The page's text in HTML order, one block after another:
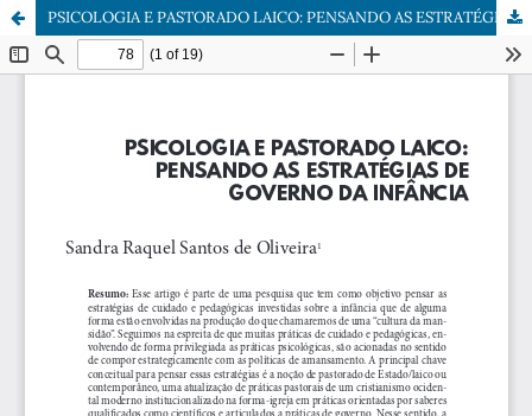
PSICOLOGIA E PASTORADO LAICO: PENSANDO AS ESTRATÉGIAS DE GOVERNO DA INFÂNCIA